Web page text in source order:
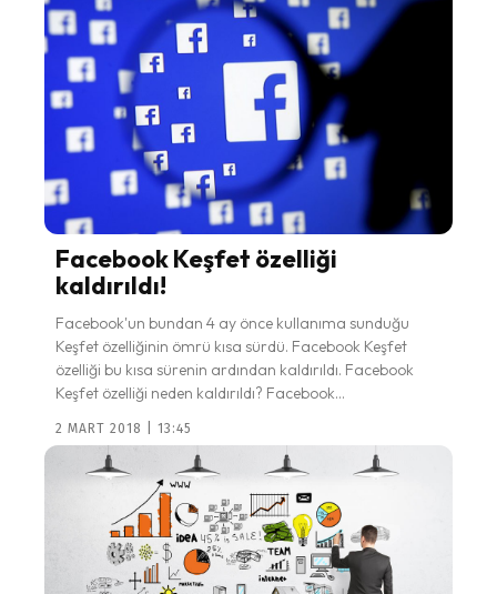
Facebook Keşfet özelliği
kaldırıldı!
Facebook'un bundan 4 ay önce kullanıma sunduğu
Keşfet özelliğinin ömrü kısa sürdü. Facebook Keşfet
özelliği bu kısa sürenin ardından kaldırıldı. Facebook
Keşfet özelliği neden kaldırıldı? Facebook...
2 MART 2018 | 13:45